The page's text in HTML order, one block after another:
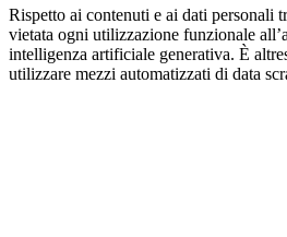
Rispetto ai contenuti e ai dati personali
vietata ogni utilizzazione funzionale
intelligenza artificiale generativa. È
utilizzare mezzi automatizzati di data